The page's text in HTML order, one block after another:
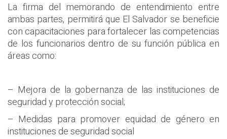
La firma del memorando de entendimiento entre
ambas partes, permitirá que El Salvador se beneficie
con capacitaciones para fortalecer las competencias
de los funcionarios dentro de su función pública en
áreas como:
– Mejora de la gobernanza de las instituciones de
seguridad y protección social;
– Medidas para promover equidad de género en
instituciones de seguridad social